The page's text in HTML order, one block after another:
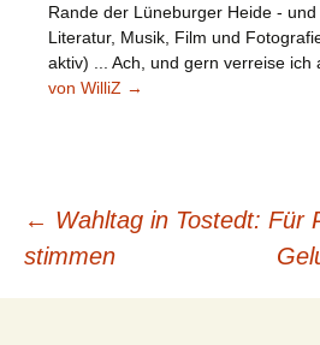
Rande der Lüneburger Heide -
Literatur, Musik, Film und
aktiv) ... Ach, und gern verreise ich
von WilliZ →
← Wahltag in Tostedt: Für
stimmen